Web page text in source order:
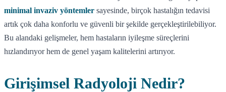
minimal invaziv yöntemler sayesinde, birçok hastalığın tedavisi
artık çok daha konforlu ve güvenli bir şekilde gerçekleştirilebiliyor.
Bu alandaki gelişmeler, hem hastaların iyileşme süreçlerini
hızlandırıyor hem de genel yaşam kalitelerini artırıyor.
Girişimsel Radyoloji Nedir?